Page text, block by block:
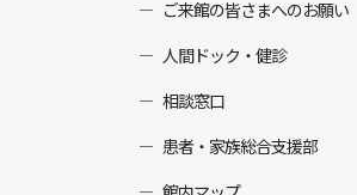
ご来館の皆さまへのお願い
人間ドック・健診
相談窓口
患者・家族総合支援部